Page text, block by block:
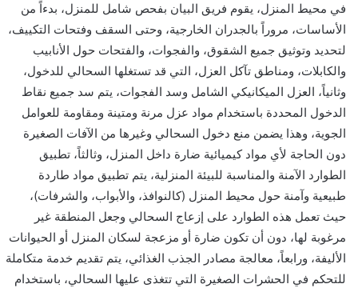
في محيط المنزل، يقوم فريق البيان بفحص شامل للمنزل، بدءاً من
الأساسات، مروراً بالجدران الخارجية، وحتى السقف وفتحات التكييف،
لتحديد وتوثيق جميع الشقوق، والفجوات، والفتحات حول الأنابيب
والكابلات، ومناطق تآكل العزل، التي قد تستغلها السحالي للدخول،
وثانياً، العزل الميكانيكي الشامل وسد الفجوات، يتم سد جميع نقاط
الدخول المحددة باستخدام مواد عزل مرنة ومتينة ومقاومة للعوامل
الجوية، وهذا يضمن منع دخول السحالي وغيرها من الآفات الصغيرة
دون الحاجة لأي مواد كيميائية ضارة داخل المنزل، وثالثاً، تطبيق
الطوارد الآمنة والمناسبة للبيئة المنزلية، يتم تطبيق مواد طاردة
طبيعية وآمنة حول محيط المنزل (كالنوافذ، والأبواب، والشرفات)،
حيث تعمل هذه الطوارد على إزعاج السحالي وجعل المنطقة غير
مرغوبة لها، دون أن تكون ضارة أو مزعجة لسكان المنزل أو الحيوانات
الأليفة، ورابعاً، معالجة مصادر الجذب الغذائي، يتم تقديم خدمة متكاملة
للتحكم في الحشرات الصغيرة التي تتغذى عليها السحالي، باستخدام